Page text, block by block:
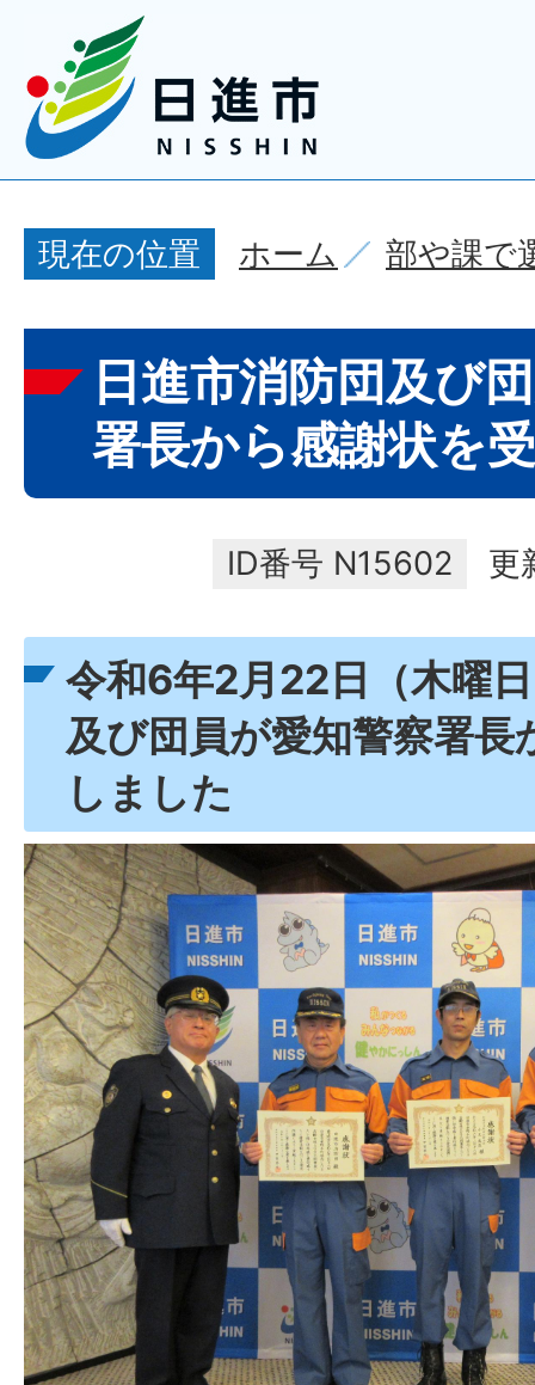
現在の位置 ホーム 部や課で
日進市消防団及び
署長から感謝状を
ID番号 N15602 更
令和6年2月22日（木曜
及び団員が愛知警察署長
しました